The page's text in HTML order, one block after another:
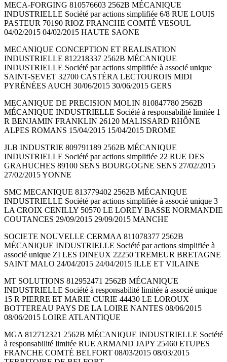
MECA-FORGING 810576603 2562B MÉCANIQUE
INDUSTRIELLE Société par actions simplifiée 6/8 RUE LOUIS
PASTEUR 70190 RIOZ FRANCHE COMTÉ VESOUL
04/02/2015 04/02/2015 HAUTE SAONE
MECANIQUE CONCEPTION ET REALISATION
INDUSTRIELLE 812218337 2562B MÉCANIQUE
INDUSTRIELLE Société par actions simplifiée à associé unique
SAINT-SEVET 32700 CASTÉRA LECTOUROIS MIDI
PYRÉNÉES AUCH 30/06/2015 30/06/2015 GERS
MECANIQUE DE PRECISION MOLIN 810847780 2562B
MÉCANIQUE INDUSTRIELLE Société à responsabilité limitée 1
R BENJAMIN FRANKLIN 26120 MALISSARD RHÔNE
ALPES ROMANS 15/04/2015 15/04/2015 DROME
JLB INDUSTRIE 809791189 2562B MÉCANIQUE
INDUSTRIELLE Société par actions simplifiée 22 RUE DES
GRAHUCHES 89100 SENS BOURGOGNE SENS 27/02/2015
27/02/2015 YONNE
SMC MECANIQUE 813779402 2562B MÉCANIQUE
INDUSTRIELLE Société par actions simplifiée à associé unique 3
LA CROIX CENILLY 50570 LE LOREY BASSE NORMANDIE
COUTANCES 29/09/2015 29/09/2015 MANCHE
SOCIETE NOUVELLE CERMAA 811078377 2562B
MÉCANIQUE INDUSTRIELLE Société par actions simplifiée à
associé unique ZI LES DINEUX 22250 TREMEUR BRETAGNE
SAINT MALO 24/04/2015 24/04/2015 ILLE ET VILAINE
MT SOLUTIONS 812952471 2562B MÉCANIQUE
INDUSTRIELLE Société à responsabilité limitée à associé unique
15 R PIERRE ET MARIE CURIE 44430 LE LOROUX
BOTTEREAU PAYS DE LA LOIRE NANTES 08/06/2015
08/06/2015 LOIRE ATLANTIQUE
MGA 812712321 2562B MÉCANIQUE INDUSTRIELLE Société
à responsabilité limitée RUE ARMAND JAPY 25460 ETUPES
FRANCHE COMTÉ BELFORT 08/03/2015 08/03/2015